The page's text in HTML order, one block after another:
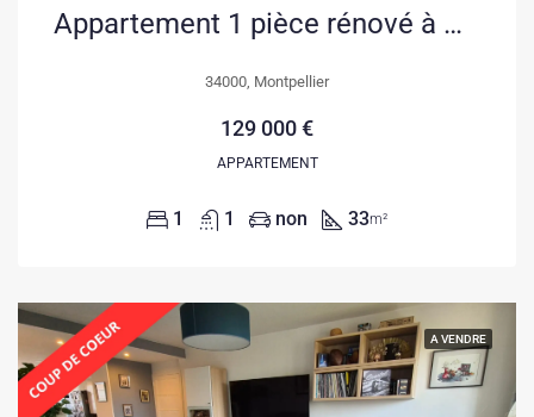
Appartement 1 pièce rénové à Montpellier Centre – Opportunité d’investissement
34000, Montpellier
129 000 €
APPARTEMENT
1 1 non 33m²
A VENDRE